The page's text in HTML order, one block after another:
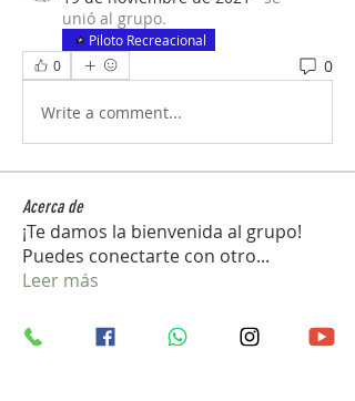
unió al grupo.
Piloto Recreacional
0
0
Write a comment...
Acerca de
¡Te damos la bienvenida al grupo!
Puedes conectarte con otro...
Leer más
Miembros